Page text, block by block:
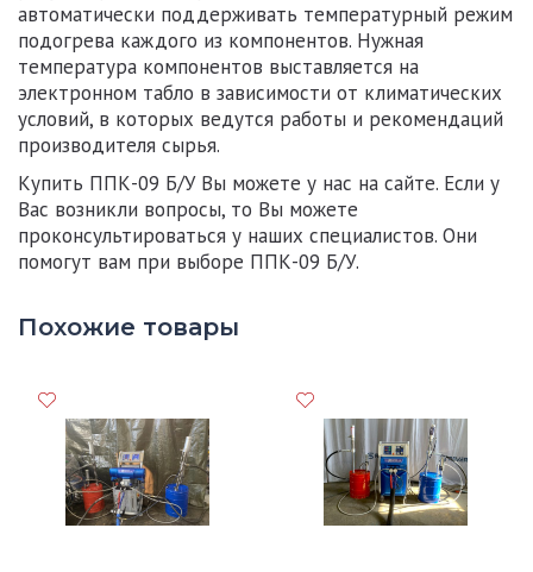
автоматически поддерживать температурный режим
подогрева каждого из компонентов. Нужная
температура компонентов выставляется на
электронном табло в зависимости от климатических
условий, в которых ведутся работы и рекомендаций
производителя сырья.
Купить ППК-09 Б/УВы можете у нас на сайте. Если у
Вас возникли вопросы, то Вы можете
проконсультироваться у наших специалистов. Они
помогут вам при выборе ППК-09 Б/У.
Похожие товары